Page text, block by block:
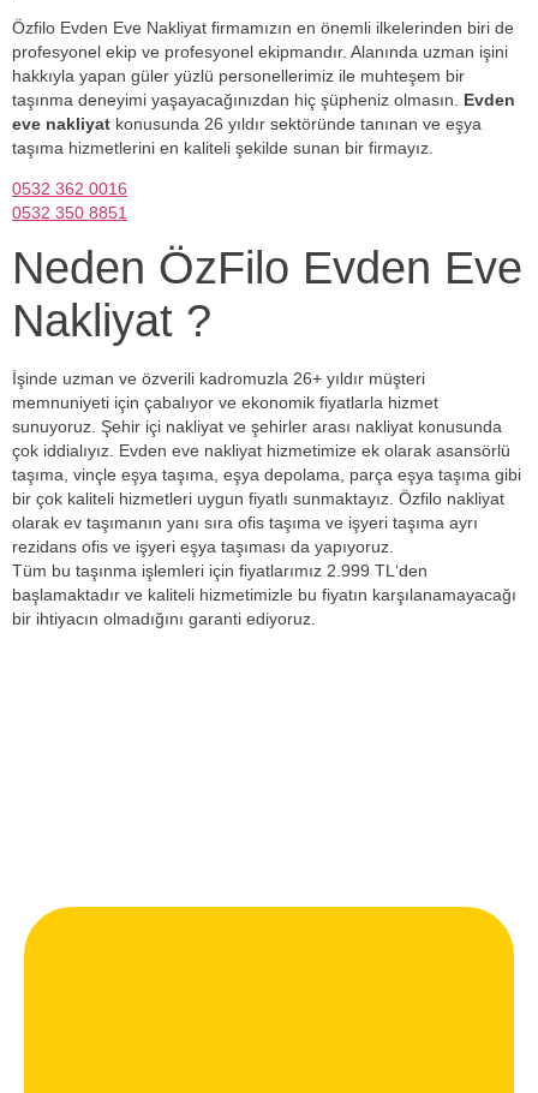
Özfilo Evden Eve Nakliyat firmamızın en önemli ilkelerinden biri de
profesyonel ekip ve profesyonel ekipmandır. Alanında uzman işini
hakkıyla yapan güler yüzlü personellerimiz ile muhteşem bir
taşınma deneyimi yaşayacağınızdan hiç şüpheniz olmasın. Evden
eve nakliyat konusunda 26 yıldır sektöründe tanınan ve eşya
taşıma hizmetlerini en kaliteli şekilde sunan bir firmayız.
0532 362 0016
0532 350 8851
Neden ÖzFilo Evden Eve
Nakliyat ?
İşinde uzman ve özverili kadromuzla 26+ yıldır müşteri
memnuniyeti için çabalıyor ve ekonomik fiyatlarla hizmet
sunuyoruz. Şehir içi nakliyat ve şehirler arası nakliyat konusunda
çok iddialıyız. Evden eve nakliyat hizmetimize ek olarak asansörlü
taşıma, vinçle eşya taşıma, eşya depolama, parça eşya taşıma gibi
bir çok kaliteli hizmetleri uygun fiyatlı sunmaktayız. Özfilo nakliyat
olarak ev taşımanın yanı sıra ofis taşıma ve işyeri taşıma ayrı
rezidans ofis ve işyeri eşya taşıması da yapıyoruz.
Tüm bu taşınma işlemleri için fiyatlarımız 2.999 TL‘den
başlamaktadır ve kaliteli hizmetimizle bu fiyatın karşılanamayacağı
bir ihtiyacın olmadığını garanti ediyoruz.